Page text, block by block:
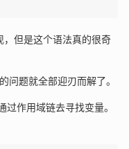
但是这个语法真的很奇
题就全部迎刃而解了。
过作用域链去寻找变量。